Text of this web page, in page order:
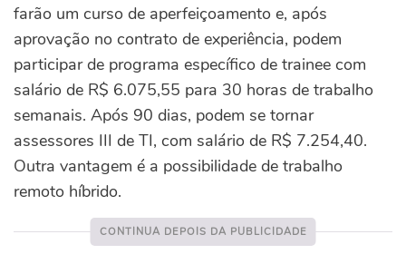
farão um curso de aperfeiçoamento e, após
aprovação no contrato de experiência, podem
participar de programa específico de trainee com
salário de R$ 6.075,55 para 30 horas de trabalho
semanais. Após 90 dias, podem se tornar
assessores III de TI, com salário de R$ 7.254,40.
Outra vantagem é a possibilidade de trabalho
remoto híbrido.